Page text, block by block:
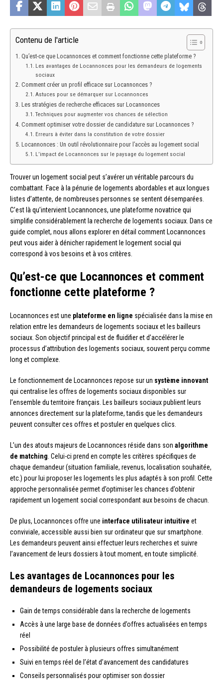
Contenu de l'article
Qu’est-ce que Locannonces et comment fonctionne cette plateforme ?
Les avantages de Locannonces pour les demandeurs de logements
sociaux
Comment créer un profil efficace sur Locannonces ?
Astuces pour se démarquer sur Locannonces
Les stratégies de recherche efficaces sur Locannonces
Techniques pour augmenter vos chances de sélection
Comment optimiser votre dossier de candidature sur Locannonces ?
Erreurs à éviter dans la constitution de votre dossier
Locannonces : Un outil révolutionnaire pour l’accès au logement social
L’impact de Locannonces sur le paysage du logement social
Trouver un logement social peut s’avérer un véritable parcours du
combattant. Face à la pénurie de logements abordables et aux longues
listes d’attente, de nombreuses personnes se sentent désemparées.
C’est là qu’intervient Locannonces, une plateforme novatrice qui
simplifie considérablement la recherche de logements sociaux. Dans ce
guide complet, nous allons explorer en détail comment Locannonces
peut vous aider à dénicher rapidement le logement social qui
correspond à vos besoins et à vos critères.
Qu’est-ce que Locannonces et comment
fonctionne cette plateforme ?
Locannonces est une plateforme en ligne spécialisée dans la mise en
relation entre les demandeurs de logements sociaux et les bailleurs
sociaux. Son objectif principal est de fluidifier et d’accélérer le
processus d’attribution des logements sociaux, souvent perçu comme
long et complexe.
Le fonctionnement de Locannonces repose sur un système innovant
qui centralise les offres de logements sociaux disponibles sur
l’ensemble du territoire français. Les bailleurs sociaux publient leurs
annonces directement sur la plateforme, tandis que les demandeurs
peuvent consulter ces offres et postuler en quelques clics.
L’un des atouts majeurs de Locannonces réside dans son algorithme
de matching. Celui-ci prend en compte les critères spécifiques de
chaque demandeur (situation familiale, revenus, localisation souhaitée,
etc.) pour lui proposer les logements les plus adaptés à son profil. Cette
approche personnalisée permet d’optimiser les chances d’obtenir
rapidement un logement social correspondant aux besoins de chacun.
De plus, Locannonces offre une interface utilisateur intuitive et
conviviale, accessible aussi bien sur ordinateur que sur smartphone.
Les demandeurs peuvent ainsi effectuer leurs recherches et suivre
l’avancement de leurs dossiers à tout moment, en toute simplicité.
Les avantages de Locannonces pour les
demandeurs de logements sociaux
Gain de temps considérable dans la recherche de logements
Accès à une large base de données d’offres actualisées en temps
réel
Possibilité de postuler à plusieurs offres simultanément
Suivi en temps réel de l’état d’avancement des candidatures
Conseils personnalisés pour optimiser son dossier